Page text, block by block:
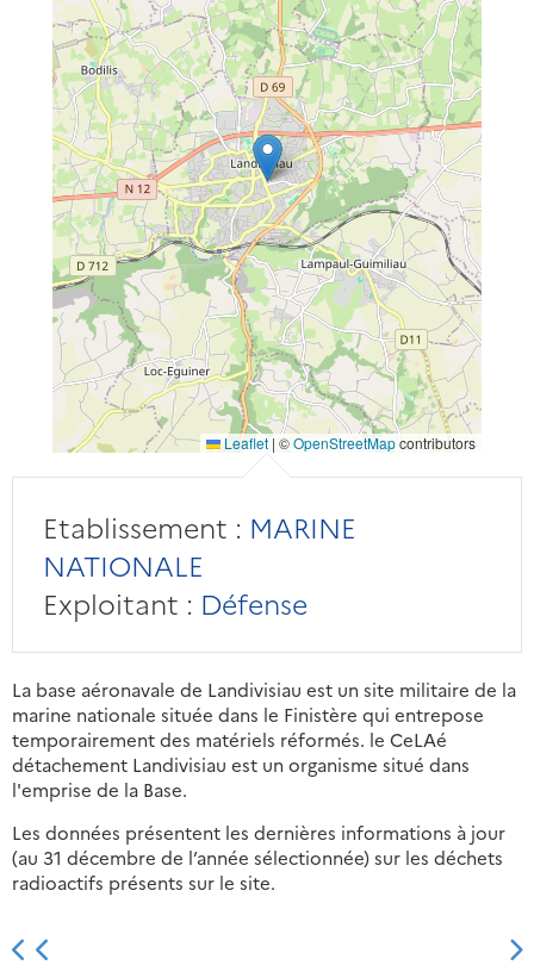
Leaflet | ©OpenStreetMapcontributors
Etablissement : MARINE
NATIONALE
Exploitant : Défense
La base aéronavale de Landivisiau est un site militaire de la
marine nationale située dans le Finistère qui entrepose
temporairement des matériels réformés. le CeLAé
détachement Landivisiau est un organisme situé dans
l'emprise de la Base.
Les données présentent les dernières informations à jour
(au 31 décembre de l’année sélectionnée) sur les déchets
radioactifs présents sur le site.